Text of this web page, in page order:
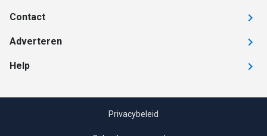
Contact
Adverteren
Help
Privacybeleid